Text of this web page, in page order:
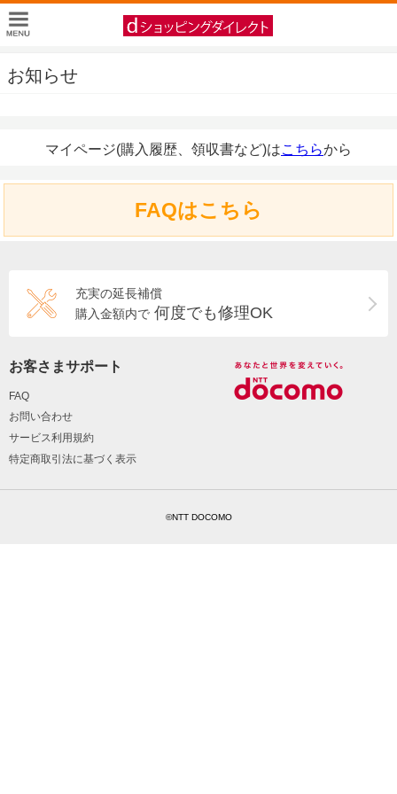
お知らせ
マイページ(購入履歴、領収書など)はこちらから
FAQはこちら
充実の延長補償
購入金額内で 何度でも修理OK
お客さまサポート
FAQ
お問い合わせ
サービス利用規約
特定商取引法に基づく表示
©NTT DOCOMO